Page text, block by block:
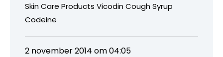
Skin Care Products Vicodin Cough Syrup
Codeine
2 november 2014 om 04:05